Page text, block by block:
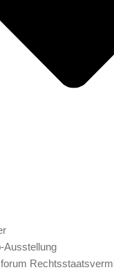
Ausstellung